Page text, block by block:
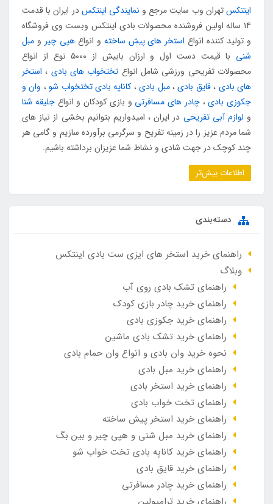
اینتکستهران وب سایت مرجع و نمایندگی اینتکسدر ایران با قدمت
۱۴ ساله اولین فروشنده محصولات بادی اینتکس وبست وی فروشگاه
و تولید کننده انواع استخر های پیش ساخته و انواعهپی چیر و مبل
شنی
با قیمت دست اول و ارزان بابیش از ۵۰۰۰ نوع از انواع
محصولات تفریحی ورزشی شامل انواع تختخواب های بادی ، استخر
های بادی ،قایق بادی،مبل بادی، کاناپه بادی تختخواب شو، وان و
جکوزی بادی،چادر های مسافرتی و بازی کودکان و انواعجلیقه شنا
و لوازم آبی تفریحی در ایران ، امیدواریم بتوانیم بخشی از نیاز های
شما مردم عزیز را در زمینه تفریح و سرگرمی برآورده سازیم و گامی هر
چند کوچک در جهت شادی و نشاط شما عزیزان برداشته باشیم.
اطلاعات بیش‌تر
دسته‌بندی
راهنمای خرید استخر های ایزی ست بادی اینتکس
وبلاگ
راهنمای تشک بادی روی آب
راهنمای خرید چادر بازی کودک
راهنمای خرید جکوزی بادی
راهنمای خرید تشک بادی ماشین
نحوه خرید وان بادی و انواع وان حمام بادی
راهنمای خرید مبل بادی
راهنمای خرید استخر بادی
راهنمای تخت خواب بادی
راهنمای خرید استخر پیش ساخته
راهنمای خرید مبل شنی و هپی چیر و بین بگ
راهنمای خرید کاناپه بادی تخت خواب شو
راهنمای خرید قایق بادی
راهنمای خرید چادر مسافرتی